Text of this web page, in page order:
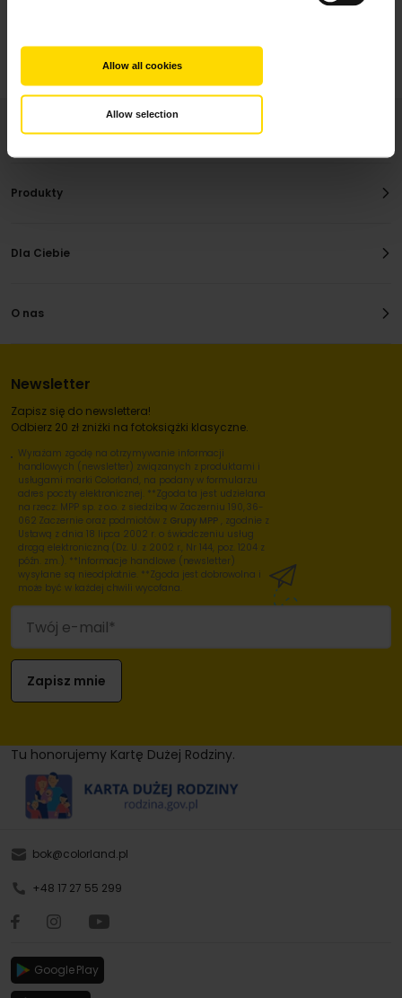
Allow all cookies
Allow selection
Produkty
Dla Ciebie
O nas
Newsletter
Zapisz się do newslettera!
Odbierz 20 zł zniżki na fotoksiążki klasyczne.
Wyrażam zgodę na otrzymywanie informacji
handlowych (newsletter) związanych z produktami i
usługami marki Colorland, na podany w formularzu
adres poczty elektronicznej. **Zgoda ta jest udzielana
na rzecz: MPP sp. z o.o. z siedzibą w Zaczerniu 190, 36-
062 Zaczernie oraz podmiotów z Grupy MPP , zgodnie z
Ustawą z dnia 18 lipca 2002 r. o świadczeniu usług
drogą elektroniczną (Dz. U. z 2002 r., Nr 144, poz. 1204 z
późn. zm.). **Informacje handlowe (newsletter)
wysyłane są nieodpłatnie. **Zgoda jest dobrowolna i
może być w każdej chwili wycofana.
Tu honorujemy Kartę Dużej Rodziny.
bok@colorland.pl
+48 17 27 55 299
Google Play